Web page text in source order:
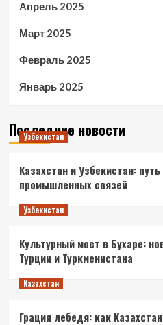
Апрель 2025
Март 2025
Февраль 2025
Январь 2025
Последние новости
Узбекистан
Казахстан и Узбекистан:
промышленных связей
Узбекистан
Культурный мост в Бухаре:
Турции и Туркменистана
Казахстан
Грация лебедя: как